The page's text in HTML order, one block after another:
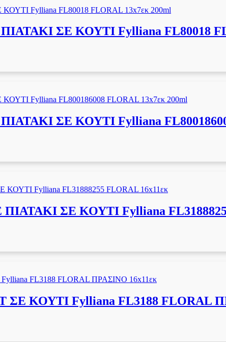
ΣΕ ΚΟΥΤΙ Fylliana FL80018
ΣΕ ΚΟΥΤΙ Fylliana
ΣΕ ΚΟΥΤΙ Fylliana
ΚΟΥΤΙ Fylliana FL3188 FLORAL